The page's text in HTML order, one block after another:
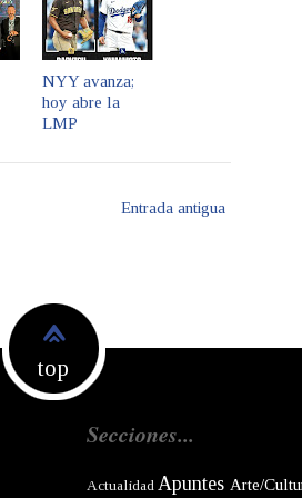
NYY avanza;
hoy abre la
LMP
Entrada antigua
top
Secciones...
Actualidad Apuntes Arte/